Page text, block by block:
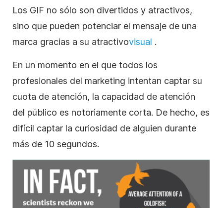
Los GIF no sólo son divertidos y atractivos,
sino que pueden potenciar el mensaje de una
marca gracias a su atractivovisual .
En un momento en el que todos los
profesionales del marketing intentan captar su
cuota de atención, la capacidad de atención
del público es notoriamente corta. De hecho, es
difícil captar la curiosidad de alguien durante
más de 10 segundos.